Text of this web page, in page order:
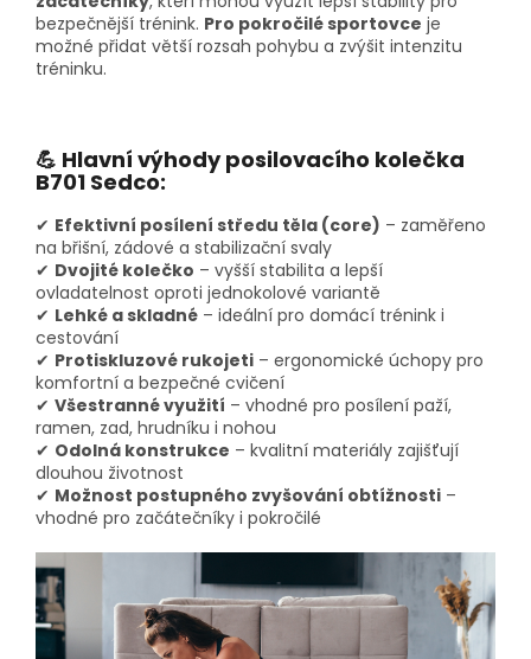
bezpečnější trénink. Pro pokročilé sportovce je
možné přidat větší rozsah pohybu a zvýšit intenzitu
tréninku.
💪 Hlavní výhody posilovacího kolečka
B701 Sedco:
✔ Efektivní posílení středu těla (core) – zaměřeno
na břišní, zádové a stabilizační svaly
✔ Dvojité kolečko – vyšší stabilita a lepší
ovladatelnost oproti jednokolové variantě
✔ Lehké a skladné – ideální pro domácí trénink i
cestování
✔ Protiskluzové rukojeti – ergonomické úchopy pro
komfortní a bezpečné cvičení
✔ Všestranné využití – vhodné pro posílení paží,
ramen, zad, hrudníku i nohou
✔ Odolná konstrukce – kvalitní materiály zajišťují
dlouhou životnost
✔ Možnost postupného zvyšování obtížnosti –
vhodné pro začátečníky i pokročilé